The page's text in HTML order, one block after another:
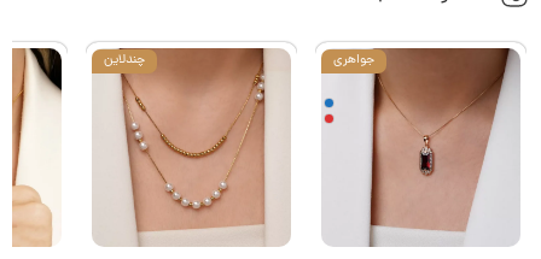
جواهری چندلاین